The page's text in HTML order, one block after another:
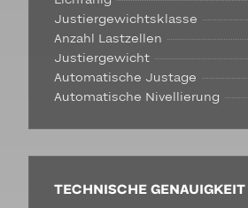
Justiergewichtsklasse
Anzahl Lastzellen
Justiergewicht
Automatische Justage
Automatische Nivellierung
TECHNISCHE GENAUIGKEIT